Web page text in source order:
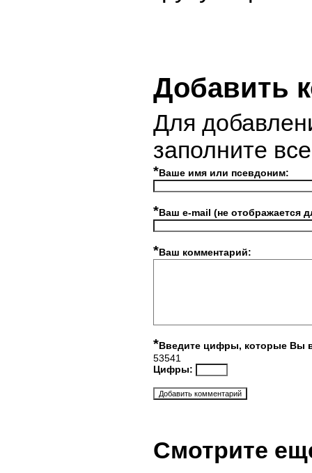
Добавить
Для
заполните
*Ваше имя или псевдоним:
*Ваш e-mail (не отображается
*Ваш комментарий:
*Введите цифры, которые Вы
53541
Цифры:
Смотрите